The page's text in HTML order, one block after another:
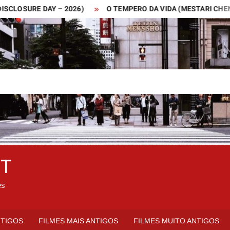
DAY – 2026) O TEMPERO DA VIDA (MESTARI CHENG –
FILMES MAIS ANTIGOS FILMES MUITO ANTIGOS